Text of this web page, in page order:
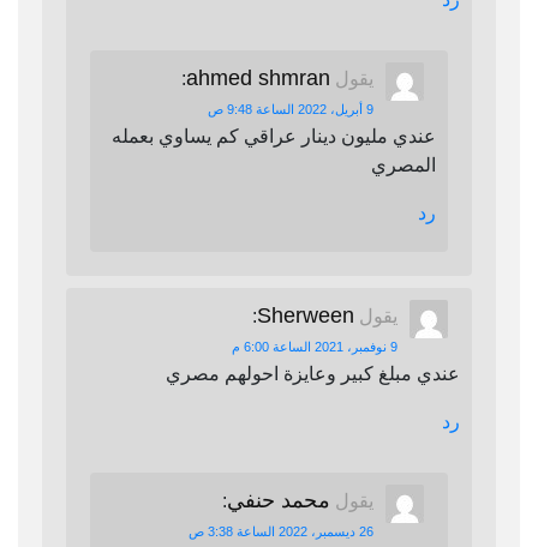
يقول ahmed shmran
:
9 أبريل، 2022 الساعة 9:48 ص
عندي مليون دينار عراقي كم يساوي بعمله
المصري
رد
يقول Sherween
:
9 نوفمبر، 2021 الساعة 6:00 م
عندي مبلغ كبير وعايزة احولهم مصري
رد
يقول محمد حنفي:
26 ديسمبر، 2022 الساعة 3:38 ص